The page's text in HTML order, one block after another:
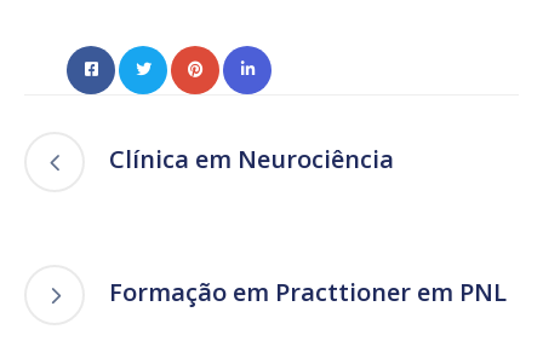
Clínica em Neurociência
Formação em Practtioner em PNL